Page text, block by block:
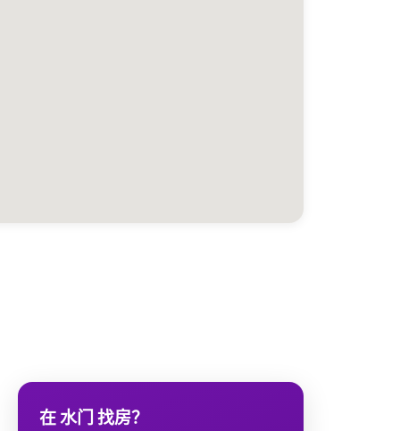
在 水门 找房？